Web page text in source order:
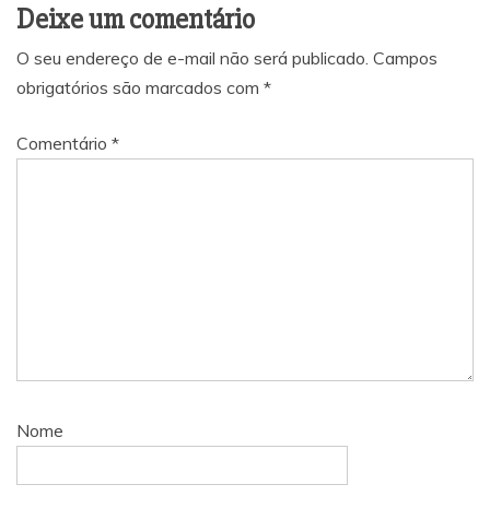
Deixe um comentário
O seu endereço de e-mail não será publicado. Campos
obrigatórios são marcados com *
Comentário *
Nome